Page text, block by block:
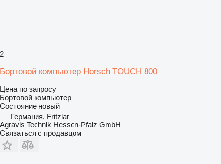
2
Бортовой компьютер Horsch TOUCH 800
Цена по запросу
Бортовой компьютер
Состояние новый
Германия, Fritzlar
Agravis Technik Hessen-Pfalz GmbH
Связаться с продавцом